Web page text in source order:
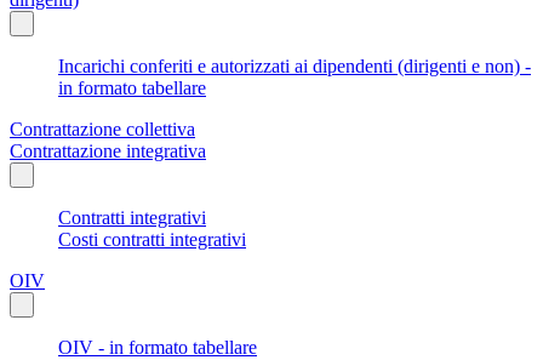
Incarichi conferiti e autorizzati ai dipendenti (dirigenti e non) -
in formato tabellare
Contrattazione collettiva
Contrattazione integrativa
Contratti integrativi
Costi contratti integrativi
OIV
OIV - in formato tabellare